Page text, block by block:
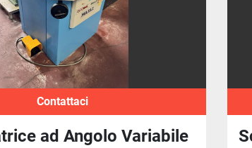
Scantonatrice Oleodinamica ad